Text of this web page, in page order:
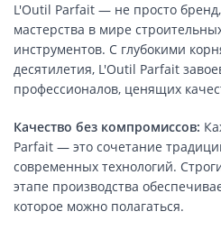
L'Outil Parfait — не просто
мастерства в мире
инструментов. С глубокими
десятилетия, L'Outil Parfait
профессионалов, ценящих
Качество без компромиссов:
Parfait — это сочетание
современных технологий.
этапе производства
которое можно полагаться.